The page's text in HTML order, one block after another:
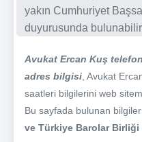
yakın Cumhuriyet
duyurusunda
Avukat Ercan Kuş
adres bilgisi , Avukat
saatleri bilgilerini web
Bu sayfada bulunan bilgiler
ve Türkiye Barolar Birliği